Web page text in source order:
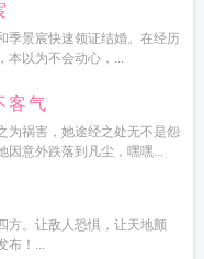
季景宸快速领证结婚。在经历
本以为不会动心，...
客气
为祸害，她途经之处无不是怨
因意外跌落到凡尘，嘿嘿...
方。让敌人恐惧，让天地颤
布！...